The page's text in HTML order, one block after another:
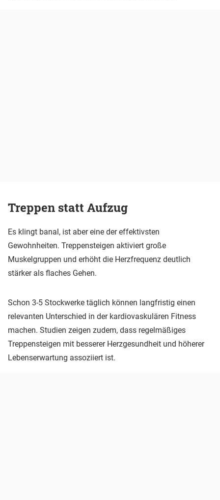
Treppen statt Aufzug
Es klingt banal, ist aber eine der effektivsten
Gewohnheiten. Treppensteigen aktiviert große
Muskelgruppen und erhöht die Herzfrequenz deutlich
stärker als flaches Gehen.
Schon 3-5 Stockwerke täglich können langfristig einen
relevanten Unterschied in der kardiovaskulären Fitness
machen. Studien zeigen zudem, dass regelmäßiges
Treppensteigen mit besserer Herzgesundheit und höherer
Lebenserwartung assoziiert ist.